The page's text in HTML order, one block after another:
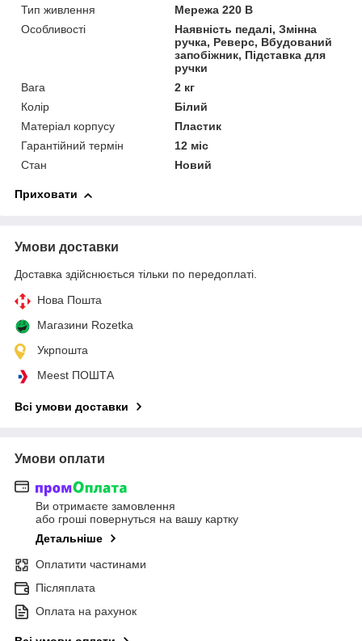
Тип живлення
Мережа 220 В
Особливості
Наявність педалі, Змінна
ручка, Реверс, Вбудований
запобіжник, Підставка для
ручки
Вага
2 кг
Колір
Білий
Матеріал корпусу
Пластик
Гарантійний термін
12 міс
Стан
Новий
Приховати
Умови доставки
Доставка здійснюється тільки по передоплаті.
Нова Пошта
Магазини Rozetka
Укрпошта
Meest ПОШТА
Всі умови доставки
Умови оплати
Ви отримаєте замовлення
або гроші повернуться на вашу картку
Детальніше
Оплатити частинами
Післяплата
Оплата на рахунок